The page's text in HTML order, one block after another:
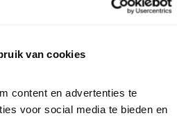
van cookies
content en advertenties te
voor social media te bieden en